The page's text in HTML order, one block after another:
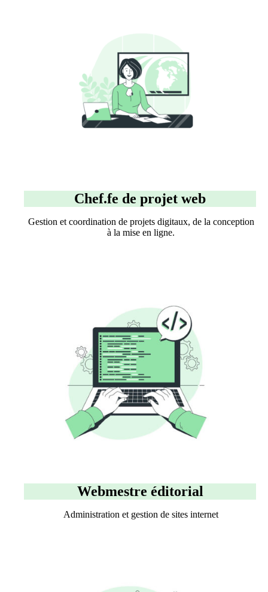
Chef.fe de projet web
Gestion et coordination de projets digitaux, de la conception
à la mise en ligne.
Webmestre éditorial
Administration et gestion de sites internet